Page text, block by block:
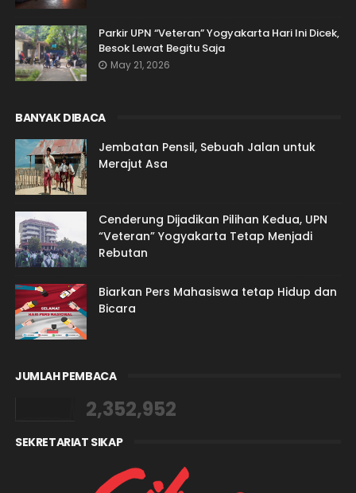
Parkir UPN “Veteran” Yogyakarta Hari Ini Dicek,
Besok Lewat Begitu Saja
May 21, 2026
BANYAK DIBACA
Jembatan Pensil, Sebuah Jalan untuk
Merajut Asa
Cenderung Dijadikan Pilihan Kedua, UPN
“Veteran” Yogyakarta Tetap Menjadi
Rebutan
Biarkan Pers Mahasiswa tetap Hidup dan
Bicara
JUMLAH PEMBACA
2,352,952
SEKRETARIAT SIKAP